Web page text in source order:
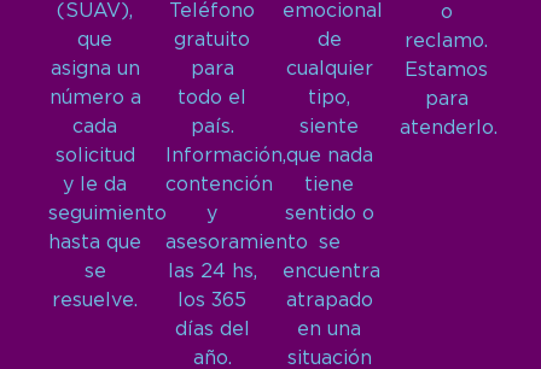
(SUAV),
que
asigna un
número a
cada
solicitud
y le da
seguimiento
hasta que
se
resuelve.
Teléfono
gratuito
para
todo el
país.
Información,
contención
y
asesoramiento
las 24 hs,
los 365
días del
año.
emocional
de
cualquier
tipo,
siente
que nada
tiene
sentido o
se
encuentra
atrapado
en una
situación
o
reclamo.
Estamos
para
atenderlo.